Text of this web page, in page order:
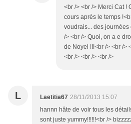
<br /> <br /> Merci Cat !
cours après le temps
voudrais... des journées
/> <br /> Quoi, on a e
de Noyel !!!<br /> <br />
<br /> <br /> <br />
L Laetitia67 28/11/2013 15:07
hannn hâte de voir tous les
sont juste yummy!!!!!!<br />